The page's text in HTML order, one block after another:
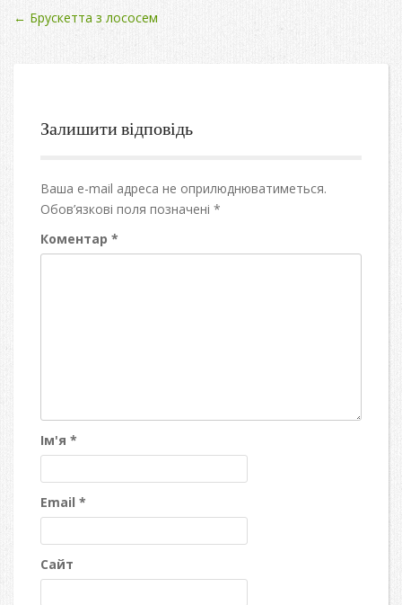
Post
navigation
← Брускетта з лососем
Залишити відповідь
Ваша e-mail адреса не оприлюднюватиметься.
Обов’язкові поля позначені *
Коментар *
Ім'я *
Email *
Сайт